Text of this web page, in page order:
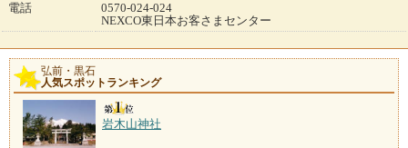
電話
0570-024-024
NEXCO東日本お客さまセンター
弘前・黒石
人気スポットランキング
岩木山神社